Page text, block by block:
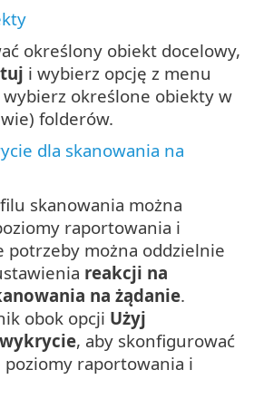
określony obiekt docelowy,
i wybierz opcję z menu
określone obiekty w
folderów.
dla skanowania na
skanowania można
raportowania i
potrzeby można oddzielnie
reakcji na
na żądanie.
obok opcji Użyj
, aby skonfigurować
raportowania i